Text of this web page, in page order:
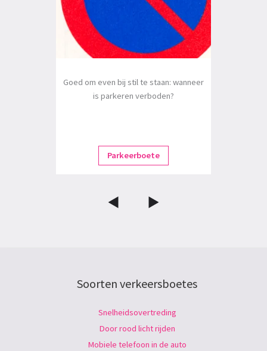
Goed om even bij stil te staan: wanneer
is parkeren verboden?
Parkeerboete
Soorten verkeersboetes
Snelheidsovertreding
Door rood licht rijden
Mobiele telefoon in de auto